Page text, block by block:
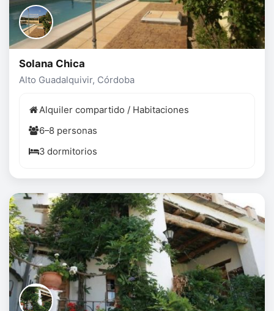
Solana Chica
Alto Guadalquivir, Córdoba
Alquiler compartido / Habitaciones
6–8 personas
3 dormitorios